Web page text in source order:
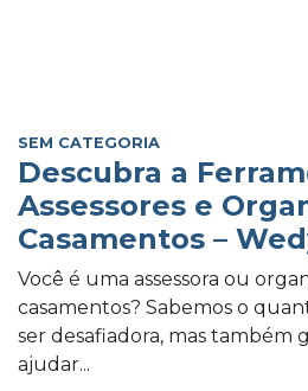
SEM CATEGORIA
Descubra a
Assessores e
Casamentos –
Você é uma assessora ou
casamentos? Sabemos o
ser desafiadora, mas também
ajudar...